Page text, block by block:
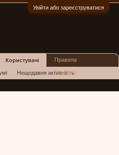
Увійти або зареєструватися
Користувачі
Нещодавня активність
Правила
Реклама